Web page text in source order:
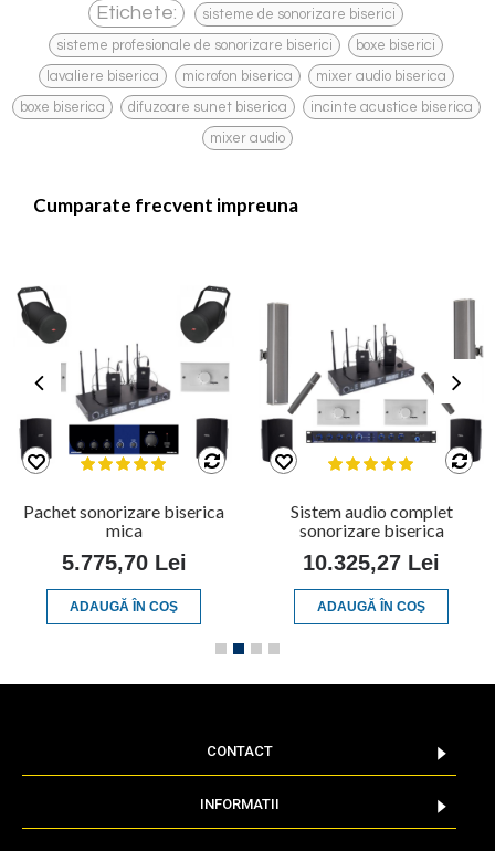
Etichete: sisteme de sonorizare biserici
sisteme profesionale de sonorizare biserici boxe biserici
lavaliere biserica , microfon biserica , mixer audio biserica ,
boxe biserica , difuzoare sunet biserica , incinte acustice biserica ,
mixer audio
Cumparate frecvent impreuna
Pachet sonorizare biserica
mica
5.775,70 Lei
ADAUGĂ ÎN COŞ
Sistem audio complet
sonorizare biserica
10.325,27 Lei
ADAUGĂ ÎN COŞ
CONTACT
INFORMATII